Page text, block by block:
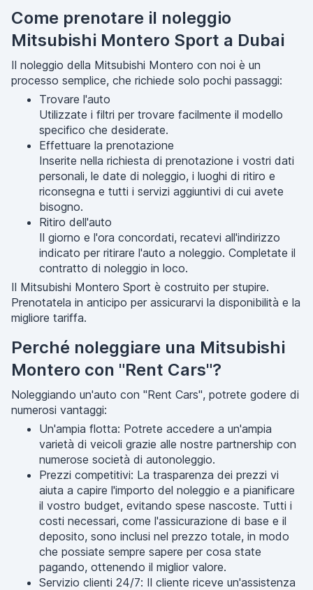
Come prenotare il noleggio
Mitsubishi Montero Sport a Dubai
Il noleggio della Mitsubishi Montero con noi è un
processo semplice, che richiede solo pochi passaggi:
Trovare l'auto
Utilizzate i filtri per trovare facilmente il modello
specifico che desiderate.
Effettuare la prenotazione
Inserite nella richiesta di prenotazione i vostri dati
personali, le date di noleggio, i luoghi di ritiro e
riconsegna e tutti i servizi aggiuntivi di cui avete
bisogno.
Ritiro dell'auto
Il giorno e l'ora concordati, recatevi all'indirizzo
indicato per ritirare l'auto a noleggio. Completate il
contratto di noleggio in loco.
Il Mitsubishi Montero Sport è costruito per stupire.
Prenotatela in anticipo per assicurarvi la disponibilità e la
migliore tariffa.
Perché noleggiare una Mitsubishi
Montero con "Rent Cars"?
Noleggiando un'auto con "Rent Cars", potrete godere di
numerosi vantaggi:
Un'ampia flotta: Potrete accedere a un'ampia
varietà di veicoli grazie alle nostre partnership con
numerose società di autonoleggio.
Prezzi competitivi: La trasparenza dei prezzi vi
aiuta a capire l'importo del noleggio e a pianificare
il vostro budget, evitando spese nascoste. Tutti i
costi necessari, come l'assicurazione di base e il
deposito, sono inclusi nel prezzo totale, in modo
che possiate sempre sapere per cosa state
pagando, ottenendo il miglior valore.
Servizio clienti 24/7: Il cliente riceve un'assistenza